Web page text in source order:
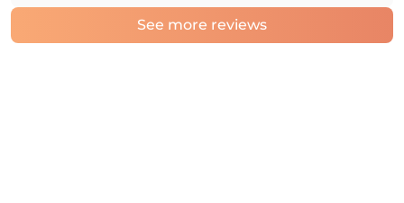
See more reviews